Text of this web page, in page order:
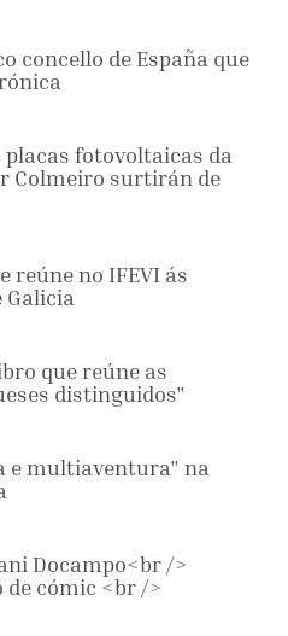
concello de España que
fotovoltaicas da
Colmeiro surtirán de
reúne no IFEVI ás
que reúne as
distinguidos"
e multiaventura" na
Docampo<br />
cómic <br />